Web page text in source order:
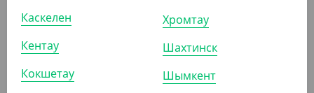
Крышка d-80 с питейником, белая, тип К
УП (50)
Каскелен
Кентау
Кокшетау
Хромтау
Шахтинск
Шымкент